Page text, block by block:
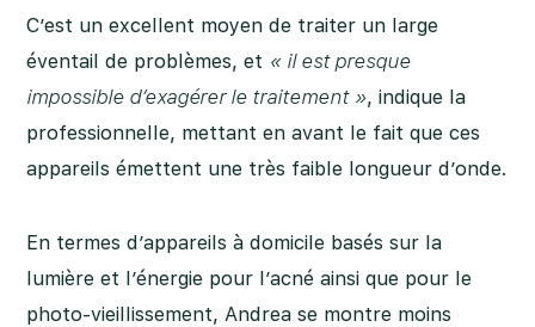
C’est un excellent moyen de traiter un large
éventail de problèmes, et « il est presque
impossible d’exagérer le traitement », indique la
professionnelle, mettant en avant le fait que ces
appareils émettent une très faible longueur d’onde.
En termes d’appareils à domicile basés sur la
lumière et l’énergie pour l’acné ainsi que pour le
photo-vieillissement, Andrea se montre moins